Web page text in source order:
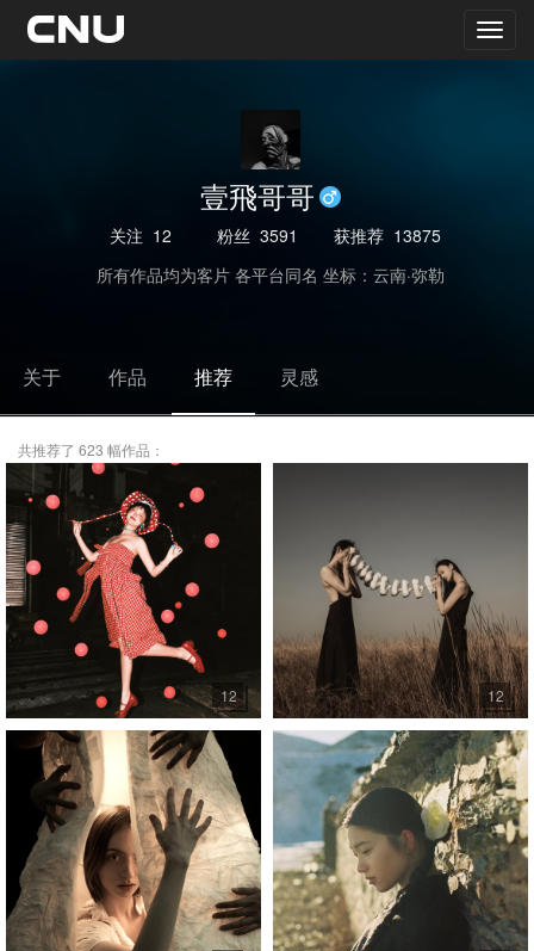
壹飛哥哥
关注 12 粉丝 3591 获推荐 13875
所有作品均为客片 各平台同名 坐标：云南·弥勒
关于 作品 推荐 灵感
共推荐了 623 幅作品：
12 12